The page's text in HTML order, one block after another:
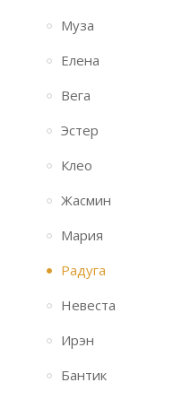
Муза
Елена
Вега
Эстер
Клео
Жасмин
Мария
Радуга
Невеста
Ирэн
Бантик